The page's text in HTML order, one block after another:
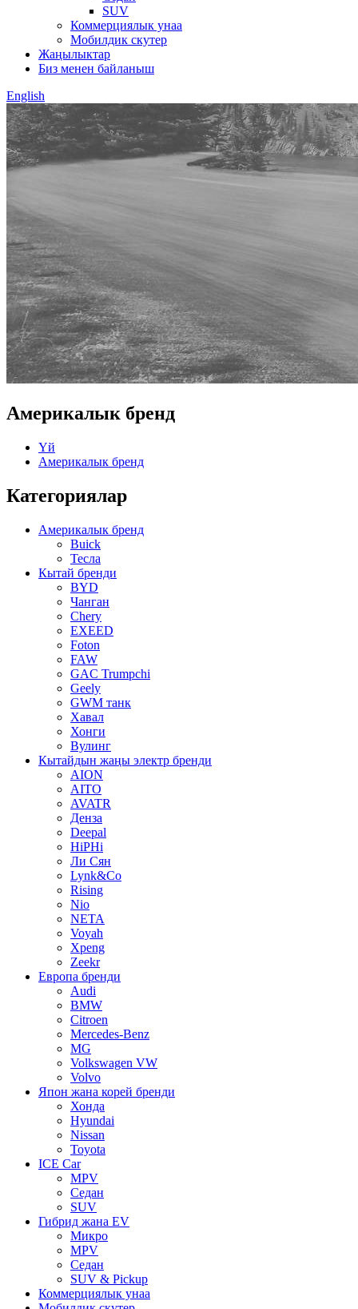
SUV
Коммерциялык унаа
Мобилдик скутер
Жаңылыктар
Биз менен байланыш
English
Америкалык бренд
Үй
Америкалык бренд
Категориялар
Америкалык бренд
Buick
Тесла
Кытай бренди
BYD
Чанган
Chery
EXEED
Foton
FAW
GAC Trumpchi
Geely
GWM танк
Хавал
Хонги
Вулинг
Кытайдын жаңы электр бренди
AION
AITO
AVATR
Денза
Deepal
HiPHi
Ли Сян
Lynk&Co
Rising
Nio
NETA
Voyah
Xpeng
Zeekr
Европа бренди
Audi
BMW
Citroen
Mercedes-Benz
MG
Volkswagen VW
Volvo
Япон жана корей бренди
Хонда
Hyundai
Nissan
Toyota
ICE Car
MPV
Седан
SUV
Гибрид жана EV
Микро
MPV
Седан
SUV & Pickup
Коммерциялык унаа